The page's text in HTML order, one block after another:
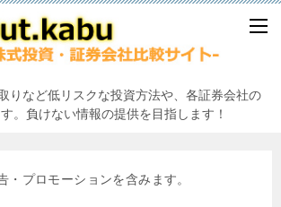
りなど低リスクな投資方法や、各証券会社の
。負けない情報の提供を目指します！
・プロモーションを含みます。